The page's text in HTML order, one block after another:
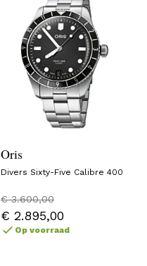
Oris
Divers Sixty-Five Calibre 400
€ 3.600,00
€ 2.895,00
Op voorraad